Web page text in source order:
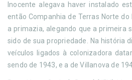
Inocente alegava haver instalado
então Companhia de Terras Norte
a primazia, alegando que a primeira
sido de sua propriedade. Na história
veículos ligados à colonizadora
sendo de 1943, e a de Villanova de